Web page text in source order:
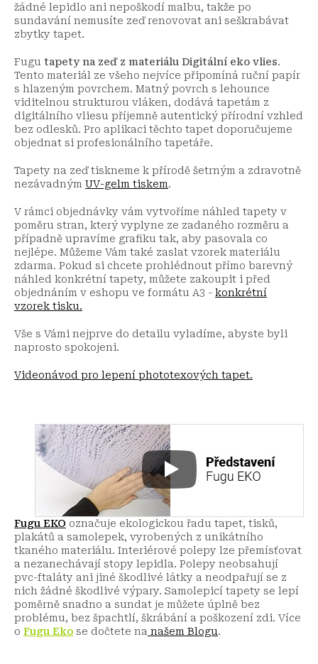
žádné lepidlo ani nepoškodí malbu, takže po
sundavání nemusíte zeď renovovat ani seškrabávat
zbytky tapet.
Fugu tapety na zeď z materiálu Digitální eko vlies.
Tento materiál ze všeho nejvíce připomíná ruční papír
s hlazeným povrchem. Matný povrch s lehounce
viditelnou strukturou vláken, dodává tapetám z
digitálního vliesu příjemně autentický přírodní vzhled
bez odlesků. Pro aplikaci těchto tapet doporučujeme
objednat si profesionálního tapetáře.
Tapety na zeď tiskneme k přírodě šetrným a zdravotně
nezávadným UV-gelm tiskem.
V rámci objednávky vám vytvoříme náhled tapety v
poměru stran, který vyplyne ze zadaného rozměru a
případně upravíme grafiku tak, aby pasovala co
nejlépe. Můžeme Vám také zaslat vzorek materiálu
zdarma. Pokud si chcete prohlédnout přímo barevný
náhled konkrétní tapety, můžete zakoupit i před
objednáním v eshopu ve formátu A3 - konkrétní
vzorek tisku.
Vše s Vámi nejprve do detailu vyladíme, abyste byli
naprosto spokojeni.
Videonávod pro lepení phototexových tapet.
Fugu EKO označuje ekologickou řadu tapet, tisků,
plakátů a samolepek, vyrobených z unikátního
tkaného materiálu. Interiérové polepy lze přemísťovat
a nezanechávají stopy lepidla. Polepy neobsahují
pvc-ftaláty ani jiné škodlivé látky a neodpařují se z
nich žádné škodlivé výpary. Samolepicí tapety se lepí
poměrně snadno a sundat je můžete úplně bez
problému, bez špachtlí, škrábání a poškození zdi. Více
o Fugu Eko se dočtete na našem Blogu.